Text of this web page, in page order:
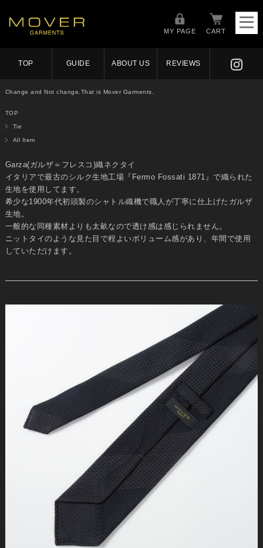
MY PAGE CART
TOP GUIDE ABOUT US REVIEWS
Change and Not change.That is Mover Garments.
TOP
Tie
All Item
Garza(ガルザ＝フレスコ)織ネクタイ
イタリアで最古のシルク生地工場『Fermo Fossati 1871』で織られた
生地を使用してます。
希少な1900年代初頭製のシャトル織機で職人が丁寧に仕上げたガルザ
生地。
一般的な同種素材よりも太畝なので透け感は感じられません。
ニットタイのような見た目で程よいボリューム感があり、年間で使用
していただけます。